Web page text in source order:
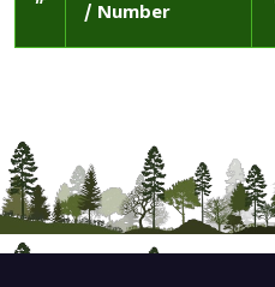
/ Number